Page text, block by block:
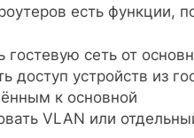
есть функции,
гостевую сеть от
доступ устройств из
к основной
VLAN или